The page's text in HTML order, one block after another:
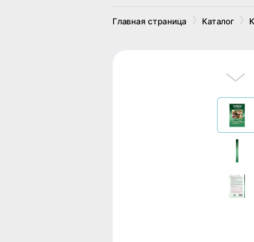
Главная страница Каталог